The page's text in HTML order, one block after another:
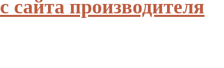
с сайта производителя